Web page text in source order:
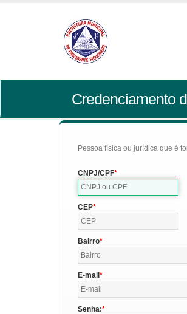
Credenciamento
Pessoa física ou jurídica que é
CNPJ/CPF
CEP
Bairro
E-mail
Senha: